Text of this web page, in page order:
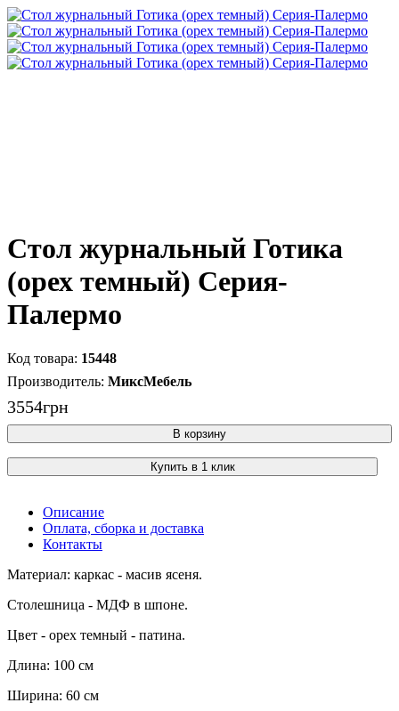
Стол журнальный Готика
(орех темный) Серия-
Палермо
15448
МиксМебель
3554грн
В корзину
Купить в 1 клик
Описание
Оплата, сборка и доставка
Контакты
Материал: каркас - масив ясеня.
Столешница - МДФ в шпоне.
Цвет - орех темный - патина.
Длина: 100 см
Ширина: 60 см